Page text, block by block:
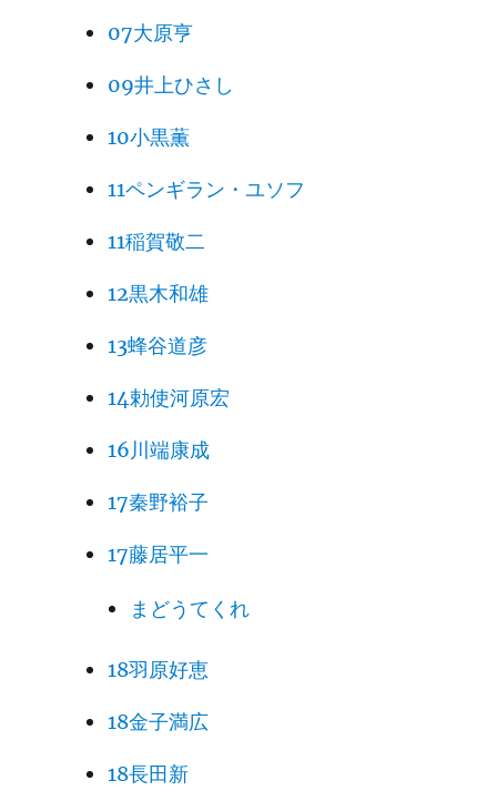
07大原亨
09井上ひさし
10小黒薫
11ペンギラン・ユソフ
11稲賀敬二
12黒木和雄
13蜂谷道彦
14勅使河原宏
16川端康成
17秦野裕子
17藤居平一
まどうてくれ
18羽原好恵
18金子満広
18長田新